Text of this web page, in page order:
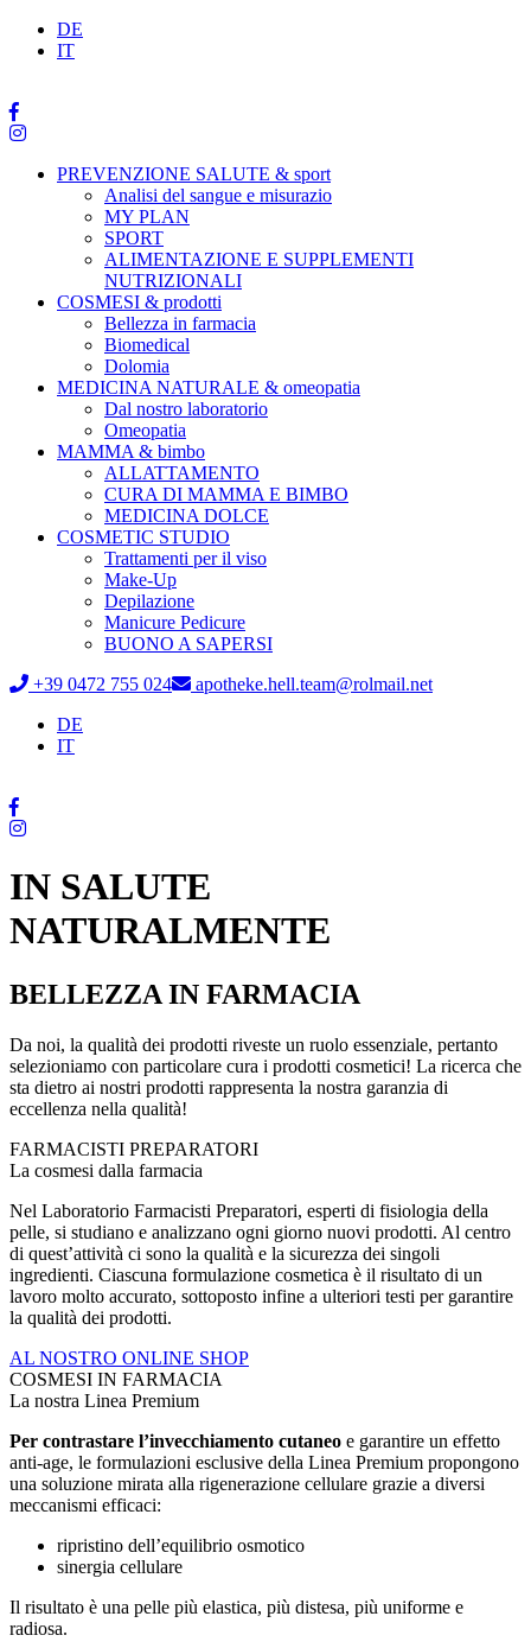
DE
IT
PREVENZIONE SALUTE & sport
Analisi del sangue e misurazio
MY PLAN
SPORT
ALIMENTAZIONE E SUPPLEMENTI
NUTRIZIONALI
COSMESI & prodotti
Bellezza in farmacia
Biomedical
Dolomia
MEDICINA NATURALE & omeopatia
Dal nostro laboratorio
Omeopatia
MAMMA & bimbo
ALLATTAMENTO
CURA DI MAMMA E BIMBO
MEDICINA DOLCE
COSMETIC STUDIO
Trattamenti per il viso
Make-Up
Depilazione
Manicure Pedicure
BUONO A SAPERSI
+39 0472 755 024
apotheke.hell.team@rolmail.net
DE
IT
IN SALUTE
NATURALMENTE
BELLEZZA IN FARMACIA
Da noi, la qualità dei prodotti riveste un ruolo essenziale, pertanto
selezioniamo con particolare cura i prodotti cosmetici! La ricerca che
sta dietro ai nostri prodotti rappresenta la nostra garanzia di
eccellenza nella qualità!
FARMACISTI PREPARATORI
La cosmesi dalla farmacia
Nel Laboratorio Farmacisti Preparatori, esperti di fisiologia della
pelle, si studiano e analizzano ogni giorno nuovi prodotti. Al centro
di quest’attività ci sono la qualità e la sicurezza dei singoli
ingredienti. Ciascuna formulazione cosmetica è il risultato di un
lavoro molto accurato, sottoposto infine a ulteriori testi per garantire
la qualità dei prodotti.
AL NOSTRO ONLINE SHOP
COSMESI IN FARMACIA
La nostra Linea Premium
Per contrastare l’invecchiamento cutaneo e garantire un effetto
anti-age, le formulazioni esclusive della Linea Premium propongono
una soluzione mirata alla rigenerazione cellulare grazie a diversi
meccanismi efficaci:
ripristino dell’equilibrio osmotico
sinergia cellulare
Il risultato è una pelle più elastica, più distesa, più uniforme e
radiosa.